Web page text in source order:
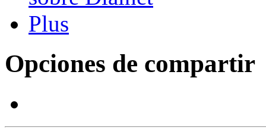
Opciones de compartir